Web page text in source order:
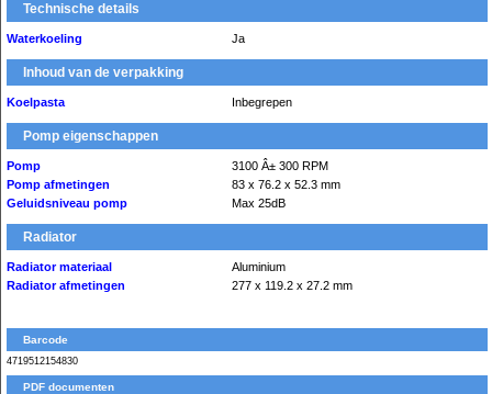
Technische details
Waterkoeling Ja
Inhoud van de verpakking
Koelpasta Inbegrepen
Pomp eigenschappen
Pomp
3100 Â± 300 RPM
Pomp afmetingen
83 x 76.2 x 52.3 mm
Geluidsniveau pomp
Max 25dB
Radiator
Radiator materiaal
Aluminium
Radiator afmetingen
277 x 119.2 x 27.2 mm
Barcode
4719512154830
PDF documenten